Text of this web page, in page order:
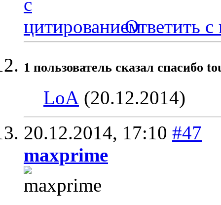
Ответить с
1 пользователь сказал cпасибо
LoA (20.12.2014)
20.12.2014, 17:10 #47
maxprime